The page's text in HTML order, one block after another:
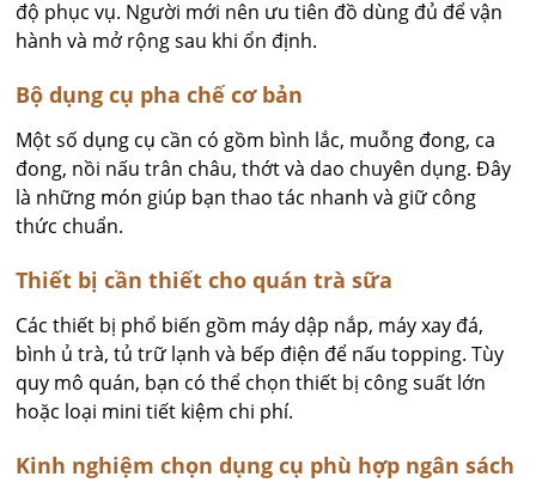
độ phục vụ. Người mới nên ưu tiên đồ dùng đủ để vận
hành và mở rộng sau khi ổn định.
Bộ dụng cụ pha chế cơ bản
Một số dụng cụ cần có gồm bình lắc, muỗng đong, ca
đong, nồi nấu trân châu, thớt và dao chuyên dụng. Đây
là những món giúp bạn thao tác nhanh và giữ công
thức chuẩn.
Thiết bị cần thiết cho quán trà sữa
Các thiết bị phổ biến gồm máy dập nắp, máy xay đá,
bình ủ trà, tủ trữ lạnh và bếp điện để nấu topping. Tùy
quy mô quán, bạn có thể chọn thiết bị công suất lớn
hoặc loại mini tiết kiệm chi phí.
Kinh nghiệm chọn dụng cụ phù hợp ngân sách